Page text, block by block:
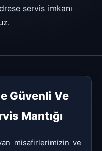
servis imkanı
Güvenli Ve
Mantığı
misafirlerimizin ve